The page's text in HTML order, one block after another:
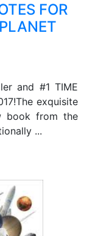
FOR
and #1 TIME
exquisite
book from the
...